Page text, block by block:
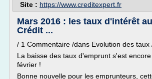
Site : https://www.creditexpert.fr
Mars 2016 : les taux d'intérêt
Crédit ...
/ 1 Commentaire /dans Evolution des taux
La baisse des taux d'emprunt s'est
février !
Bonne nouvelle pour les emprunteurs,